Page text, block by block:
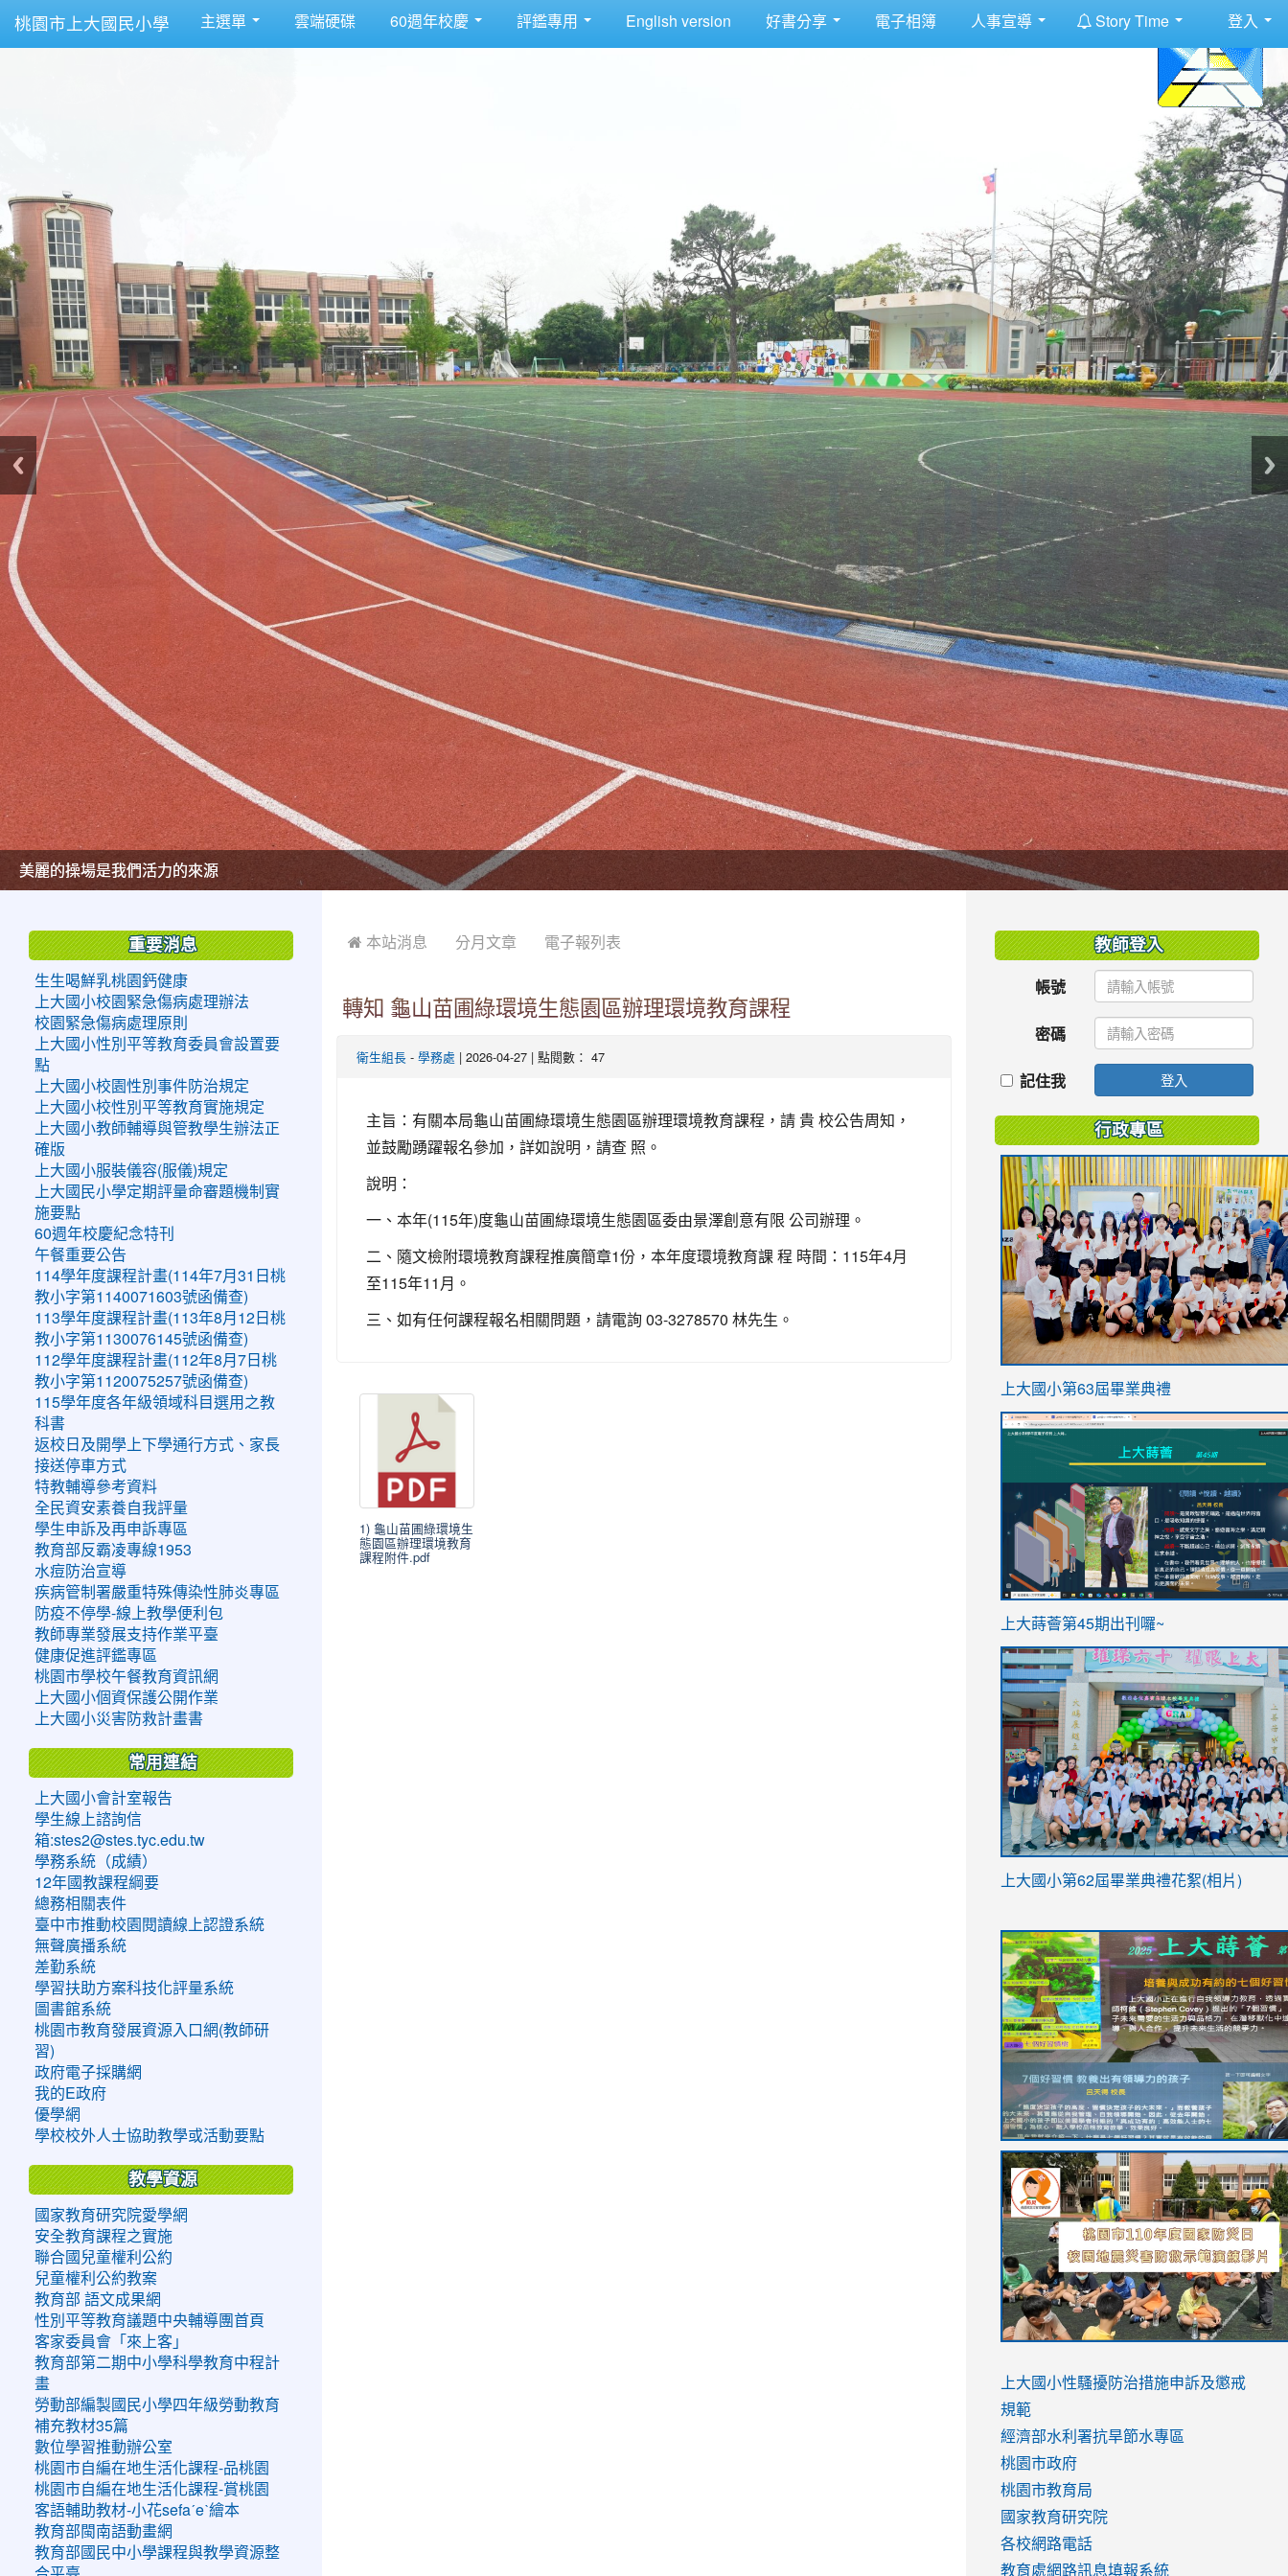
桃園市上大國民小學 主選單 雲端硬碟 60週年校慶 評鑑專用 English version 好書分享 電子相簿 人事宣導 Story Time 登入
美麗的操場是我們活力的來源
美麗的操場是我們活力的來源
煥然一新的小司令台
煥然一新的小司令台
富含桃園埤塘田園風光意象的中廊
富含桃園埤塘田園風光意象的中廊
嶄新的中庭廣場
嶄新的中庭廣場
水生池生生不息
水生池生生不息
 本站消息 分月文章 電子報列表
轉知 龜山苗圃綠環境生態園區辦理環境教育課程
衛生組長 - 學務處 | 2026-04-27 | 點閱數： 47
主旨：有關本局龜山苗圃綠環境生態園區辦理環境教育課程，請 貴 校公告周知，
並鼓勵踴躍報名參加，詳如說明，請查 照。
說明：
一、本年(115年)度龜山苗圃綠環境生態園區委由景澤創意有限 公司辦理。
二、隨文檢附環境教育課程推廣簡章1份，本年度環境教育課 程 時間：115年4月
至115年11月。
三、如有任何課程報名相關問題，請電詢 03-3278570 林先生。
1) 龜山苗圃綠環境生
態園區辦理環境教育
課程附件.pdf
重要消息
生生喝鮮乳桃園鈣健康
上大國小校園緊急傷病處理辦法
校園緊急傷病處理原則
上大國小性別平等教育委員會設置要
點
上大國小校園性別事件防治規定
上大國小校性別平等教育實施規定
上大國小教師輔導與管教學生辦法正
確版
上大國小服裝儀容(服儀)規定
上大國民小學定期評量命審題機制實
施要點
60週年校慶紀念特刊
午餐重要公告
114學年度課程計畫(114年7月31日桃
教小字第1140071603號函備查)
113學年度課程計畫(113年8月12日桃
教小字第1130076145號函備查)
112學年度課程計畫(112年8月7日桃
教小字第1120075257號函備查)
115學年度各年級領域科目選用之教
科書
返校日及開學上下學通行方式、家長
接送停車方式
特教輔導參考資料
全民資安素養自我評量
學生申訴及再申訴專區
教育部反霸凌專線1953
水痘防治宣導
疾病管制署嚴重特殊傳染性肺炎專區
防疫不停學-線上教學便利包
教師專業發展支持作業平臺
健康促進評鑑專區
桃園市學校午餐教育資訊網
上大國小個資保護公開作業
上大國小災害防救計畫書
常用連結
上大國小會計室報告
學生線上諮詢信
箱:stes2@stes.tyc.edu.tw
學務系統（成績）
12年國教課程綱要
總務相關表件
臺中市推動校園閱讀線上認證系統
無聲廣播系統
差勤系統
學習扶助方案科技化評量系統
圖書館系統
桃園市教育發展資源入口網(教師研
習)
政府電子採購網
我的E政府
優學網
學校校外人士協助教學或活動要點
教學資源
國家教育研究院愛學網
安全教育課程之實施
聯合國兒童權利公約
兒童權利公約教案
教育部 語文成果網
性別平等教育議題中央輔導團首頁
客家委員會「來上客」
教育部第二期中小學科學教育中程計
畫
勞動部編製國民小學四年級勞動教育
補充教材35篇
數位學習推動辦公室
桃園市自編在地生活化課程-品桃園
桃園市自編在地生活化課程-賞桃園
客語輔助教材-小花sefaˊeˋ繪本
教育部閩南語動畫網
教育部國民中小學課程與教學資源整
教師登入
帳號
密碼
記住我 登入
行政專區
link
https://sites.google.com/stes.tyc.edu.tw/
上大國小第63屆畢業典禮
link
ink
https://sites.google.com/stes.tyc.edu.tw/
link
https://sites.google.com/stes.tyc.edu.tw/
上大蒔薈第45期出刊囉~
link
YfDQppRvyMk686kIw6SBbssEIZ6WnT/
usp=sharing
上大國小第62屆畢業典禮花絮(相片)
to
https://drive.google.com/file/d/1I-
YfDQppRvyMk686kIw6SBbssEIZ6WnT/
usp=sharing
to
https://sites.google.com/stes.tyc.edu.tw/
link
to
https://sites.google.com/stes.tyc.edu.tw/
link
to
https://drive.google.com/file/d/
usp=sharing
link
to
https://youtu.be/jJOMVWY3-
8M
link
to
https://drive.google.com/file/d/
usp=sharing
to
https://www.youtube.com/watch?
v=hC_gdZndU9s
to
https://www.youtube.com/watch?
v=hC_gdZndU9s
link
to
https://www.youtube.com/watch?
v=mfpNykQ0g4M
上大國小性騷擾防治措施申訴及懲戒
規範
經濟部水利署抗旱節水專區
桃園市政府
桃園市教育局
國家教育研究院
各校網路電話
教育處網路訊息填報系統